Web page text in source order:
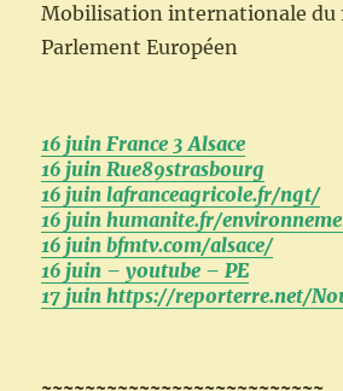
Mobilisation internationale du
Parlement Européen
16 juin France 3 Alsace
16 juin Rue89strasbourg
16 juin lafranceagricole.fr/ngt/
16 juin humanite.fr/
16 juin bfmtv.com/alsace/
16 juin – youtube – PE
17 juin https://reporterre.net/